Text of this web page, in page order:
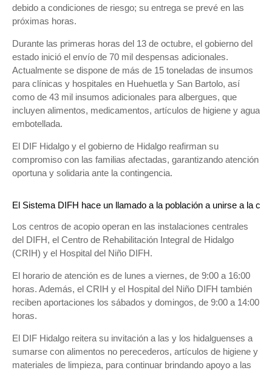
debido a condiciones de riesgo; su entrega se prevé en las
próximas horas.
Durante las primeras horas del 13 de octubre, el gobierno del
estado inició el envío de 70 mil despensas adicionales.
Actualmente se dispone de más de 15 toneladas de insumos
para clínicas y hospitales en Huehuetla y San Bartolo, así
como de 43 mil insumos adicionales para albergues, que
incluyen alimentos, medicamentos, artículos de higiene y agua
embotellada.
El DIF Hidalgo y el gobierno de Hidalgo reafirman su
compromiso con las familias afectadas, garantizando atención
oportuna y solidaria ante la contingencia.
El Sistema DIFH hace un llamado a la población a unirse a la
Los centros de acopio operan en las instalaciones centrales
del DIFH, el Centro de Rehabilitación Integral de Hidalgo
(CRIH) y el Hospital del Niño DIFH.
El horario de atención es de lunes a viernes, de 9:00 a 16:00
horas. Además, el CRIH y el Hospital del Niño DIFH también
reciben aportaciones los sábados y domingos, de 9:00 a 14:00
horas.
El DIF Hidalgo reitera su invitación a las y los hidalguenses a
sumarse con alimentos no perecederos, artículos de higiene y
materiales de limpieza, para continuar brindando apoyo a las